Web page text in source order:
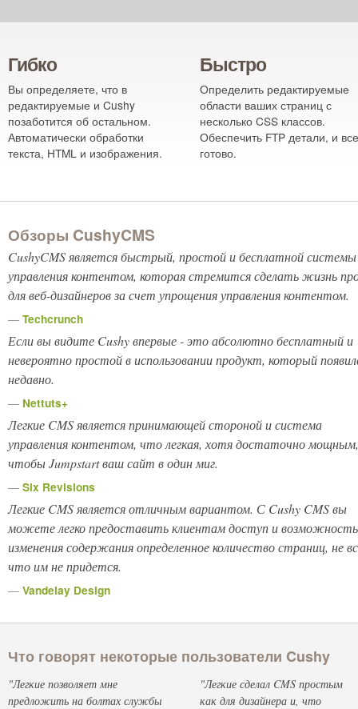
Гибко
Вы определяете, что в
редактируемые и Cushy
позаботится об остальном.
Автоматически обработки
текста, HTML и изображения.
Быстро
Определить редактируемые
области ваших страниц с
несколько CSS классов.
Обеспечить FTP детали, и все
готово.
Обзоры CushyCMS
CushyCMS является быстрый, простой и бесплатной системы
управления контентом, которая стремится сделать жизнь
для веб-дизайнеров за счет упрощения управления контентом.
— Techcrunch
Если вы видите Cushy впервые - это абсолютно бесплатный и
невероятнопростой в использовании продукт, который
недавно.
— Nettuts+
Легкие CMS является принимающей стороной и система
управления контентом, что легкая, хотя достаточно мощным,
чтобы Jumpstart ваш сайт в один миг.
— Six Revisions
Легкие CMS является отличным вариантом. С Cushy CMS вы
можете легко предоставить клиентам доступ и возможность
изменения содержания определенное количество страниц, не
что им не придется.
— Vandelay Design
Что говорят некоторые пользователи Cushy
"Легкие позволяет мне
предложить на болтах службы
"Легкие сделал CMS простым
как для дизайнера и, что